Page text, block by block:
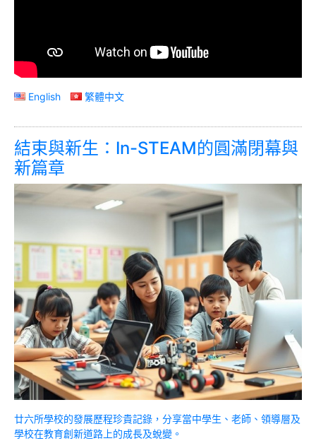
English 繁體中文
結束與新生：In-STEAM的圓滿閉幕與
新篇章
廿六所學校的發展歷程珍貴記錄，分享當中學生、老師、領導層及
學校在教育創新道路上的成長及蛻變。